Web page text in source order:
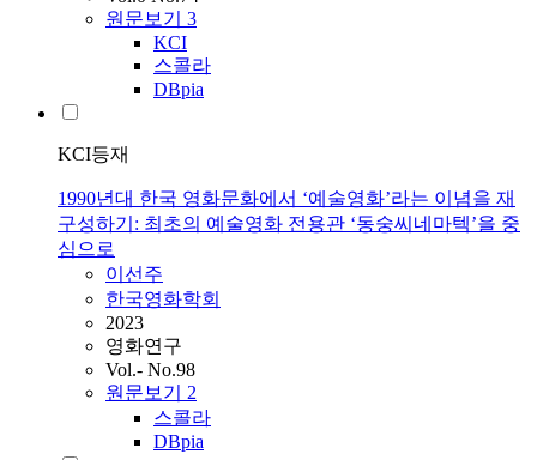
원문보기 3
KCI
스콜라
DBpia
KCI등재
1990년대 한국 영화문화에서 ‘예술영화’라는 이념을 재
구성하기: 최초의 예술영화 전용관 ‘동숭씨네마텍’을 중
심으로
이선주
한국영화학회
2023
영화연구
Vol.- No.98
원문보기 2
스콜라
DBpia